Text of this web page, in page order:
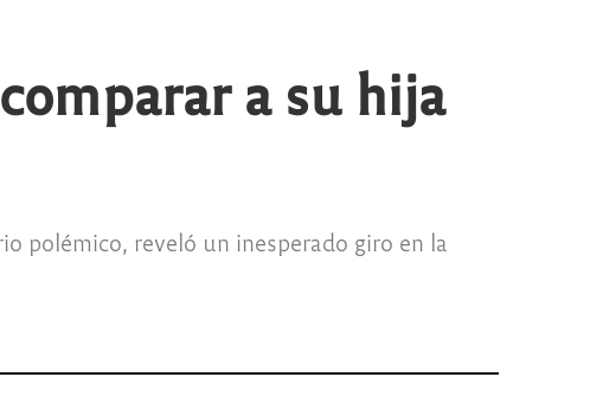
a su hija
polémico, reveló un inesperado giro en la